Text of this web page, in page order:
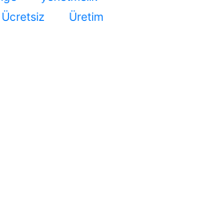
Ücretsiz Üretim